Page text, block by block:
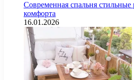
Современная спальня
комфорта
16.01.2026